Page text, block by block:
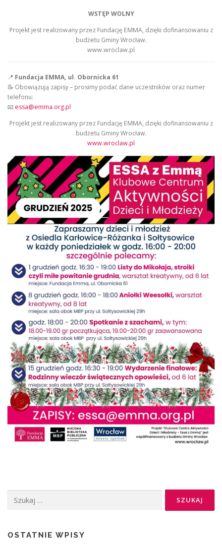
WSTĘP WOLNY
Projekt jest realizowany przez Fundację EMMA, dzięki dofinansowaniu z
budżetu Gminy Wrocław.
www.wroclaw.pl
📍 Fundacja EMMA, ul. Obornicka 61
📝 Obowiązują zapisy – prosimy podać dane uczestników oraz numer
telefonu:
📧 essa@emma.org.pl
Projekt jest realizowany przez Fundację EMMA, dzięki dofinansowaniu z
budżetu Gminy Wrocław.
www.wroclaw.pl
OSTATNIE WPISY